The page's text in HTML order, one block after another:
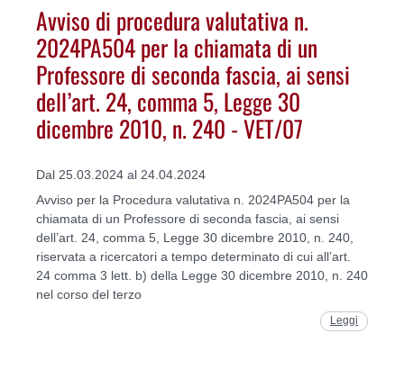
Avviso di procedura valutativa n.
2024PA504 per la chiamata di un
Professore di seconda fascia, ai sensi
dell’art. 24, comma 5, Legge 30
dicembre 2010, n. 240 - VET/07
Dal 25.03.2024 al 24.04.2024
Avviso per la Procedura valutativa n. 2024PA504 per la
chiamata di un Professore di seconda fascia, ai sensi
dell’art. 24, comma 5, Legge 30 dicembre 2010, n. 240,
riservata a ricercatori a tempo determinato di cui all’art.
24 comma 3 lett. b) della Legge 30 dicembre 2010, n. 240
nel corso del terzo
Leggi